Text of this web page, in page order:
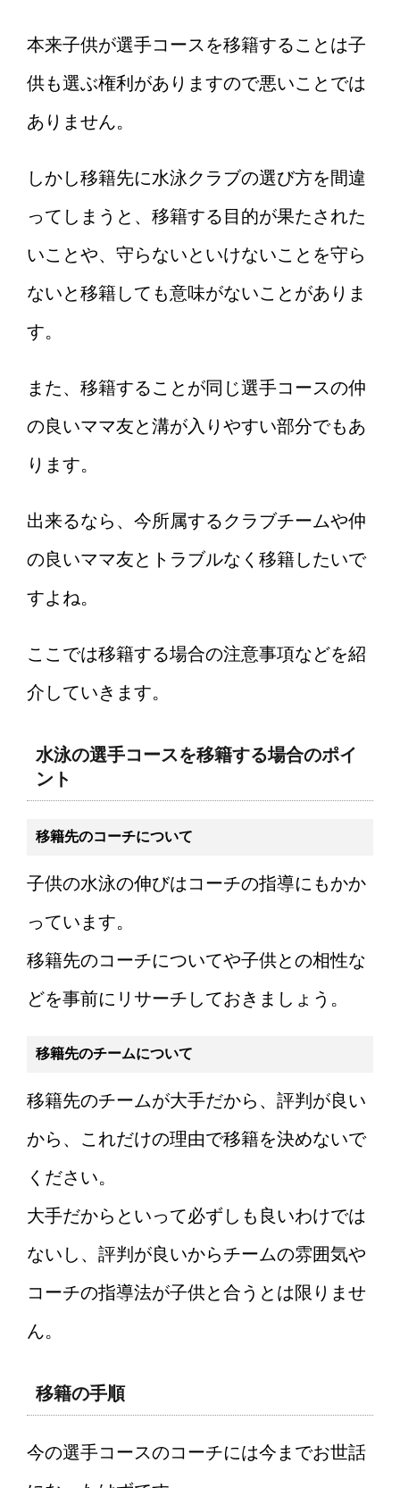
本来子供が選手コースを移籍することは子
供も選ぶ権利がありますので悪いことでは
ありません。
しかし移籍先に水泳クラブの選び方を間違
ってしまうと、移籍する目的が果たされた
いことや、守らないといけないことを守ら
ないと移籍しても意味がないことがありま
す。
また、移籍することが同じ選手コースの仲
の良いママ友と溝が入りやすい部分でもあ
ります。
出来るなら、今所属するクラブチームや仲
の良いママ友とトラブルなく移籍したいで
すよね。
ここでは移籍する場合の注意事項などを紹
介していきます。
水泳の選手コースを移籍する場合のポイ
ント
移籍先のコーチについて
子供の水泳の伸びはコーチの指導にもかか
っています。
移籍先のコーチについてや子供との相性な
どを事前にリサーチしておきましょう。
移籍先のチームについて
移籍先のチームが大手だから、評判が良い
から、これだけの理由で移籍を決めないで
ください。
大手だからといって必ずしも良いわけでは
ないし、評判が良いからチームの雰囲気や
コーチの指導法が子供と合うとは限りませ
ん。
移籍の手順
今の選手コースのコーチには今までお世話